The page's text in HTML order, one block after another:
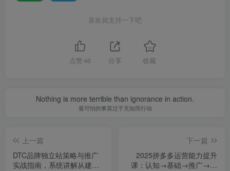
喜欢就支持一下吧
点赞 46 分享 收藏
Nothing is more terrible than ignorance in action.
最可怕的事莫过于无知而行动
上一篇
DTC品牌独立站策略与推广
实战指南，系统讲解从建站
下一篇
2025拼多多运营能力提升
课：认知→基础→推广→活